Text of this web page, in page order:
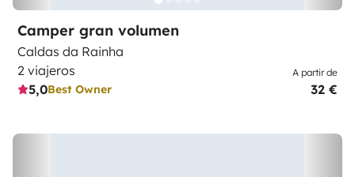
Camper gran volumen
Caldas da Rainha
2 viajeros
5,0Best Owner
A partir de
32 €